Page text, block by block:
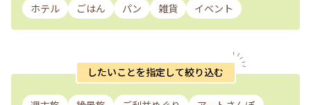
ホテル
ごはん パン 雑貨 イベント
したいことを指定して絞り込む